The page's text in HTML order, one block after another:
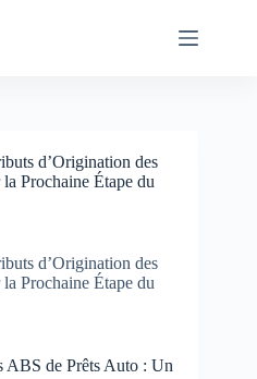
d’Origination des
Prochaine Étape du
d’Origination des
Prochaine Étape du
ABS de Prêts Auto : Un